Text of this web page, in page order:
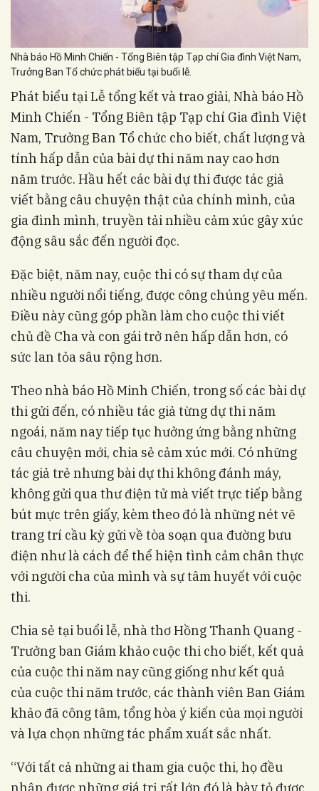
Nhà báo Hồ Minh Chiến - Tổng Biên tập Tạp chí Gia đình Việt Nam,
Trưởng Ban Tổ chức phát biểu tại buổi lễ.
Phát biểu tại Lễ tổng kết và trao giải, Nhà báo Hồ
Minh Chiến - Tổng Biên tập Tạp chí Gia đình Việt
Nam, Trưởng Ban Tổ chức cho biết, chất lượng và
tính hấp dẫn của bài dự thi năm nay cao hơn
năm trước. Hầu hết các bài dự thi được tác giả
viết bằng câu chuyện thật của chính mình, của
gia đình mình, truyền tải nhiều cảm xúc gây xúc
động sâu sắc đến người đọc.
Đặc biệt, năm nay, cuộc thi có sự tham dự của
nhiều người nổi tiếng, được công chúng yêu mến.
Điều này cũng góp phần làm cho cuộc thi viết
chủ đề Cha và con gái trở nên hấp dẫn hơn, có
sức lan tỏa sâu rộng hơn.
Theo nhà báo Hồ Minh Chiến, trong số các bài dự
thi gửi đến, có nhiều tác giả từng dự thi năm
ngoái, năm nay tiếp tục hưởng ứng bằng những
câu chuyện mới, chia sẻ cảm xúc mới. Có những
tác giả trẻ nhưng bài dự thi không đánh máy,
không gửi qua thư điện tử mà viết trực tiếp bằng
bút mực trên giấy, kèm theo đó là những nét vẽ
trang trí cầu kỳ gửi về tòa soạn qua đường bưu
điện như là cách để thể hiện tình cảm chân thực
với người cha của mình và sự tâm huyết với cuộc
thi.
Chia sẻ tại buổi lễ, nhà thơ Hồng Thanh Quang -
Trưởng ban Giám khảo cuộc thi cho biết, kết quả
của cuộc thi năm nay cũng giống như kết quả
của cuộc thi năm trước, các thành viên Ban Giám
khảo đã công tâm, tổng hòa ý kiến của mọi người
và lựa chọn những tác phẩm xuất sắc nhất.
“Với tất cả những ai tham gia cuộc thi, họ đều